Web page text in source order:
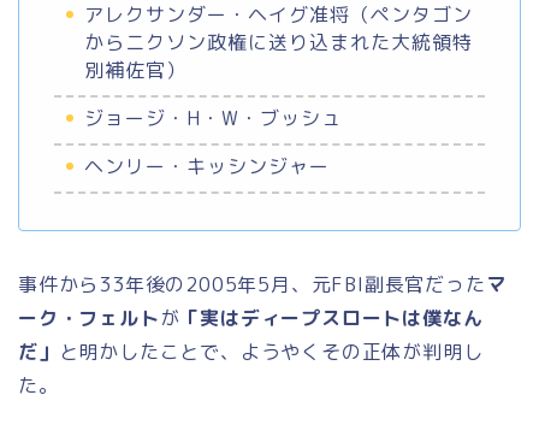
アレクサンダー・ヘイグ准将（ペンタゴン
からニクソン政権に送り込まれた大統領特
別補佐官）
ジョージ・H・W・ブッシュ
ヘンリー・キッシンジャー
事件から33年後の2005年5月、元FBI副長官だったマ
ーク・フェルトが 「実はディープスロートは僕なん
だ」 と明かしたことで、ようやくその正体が判明し
た。